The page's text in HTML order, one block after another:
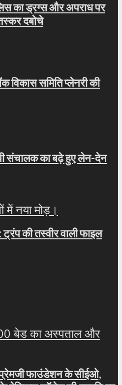
का ड्रग्स और अपराध पर
दबोचे
विकास समिति प्लेनरी की
संचालक का बढ़े हुए लेन-देन
की तस्वीर वाली फाइल
फाउंडेशन के सीईओ,